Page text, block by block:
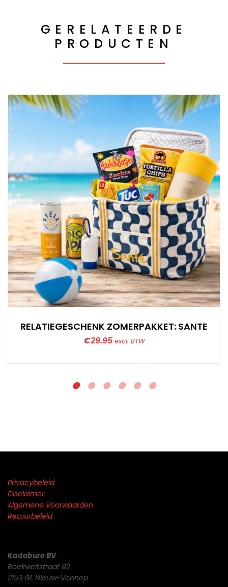
GERELATEERDE
PRODUCTEN
RELATIEGESCHENK ZOMERPAKKET: SANTE
€29.95 excl. BTW
Privacybeleid
Disclaimer
Algemene Voorwaarden
Retourbeleid
Kadoburo BV
Boekweitstraat 82
2153 GL Nieuw-Vennep